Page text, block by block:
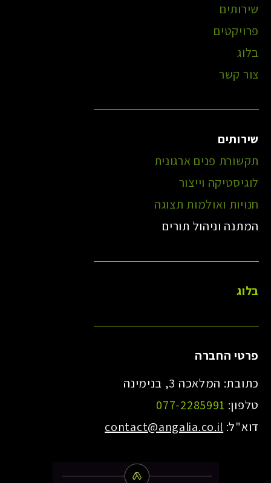
שירותים
פרויקטים
בלוג
צור קשר
שירותים
תקשורת פנים ארגונית
לוגיסטיקה וייצור
חנויות ואולמות תצוגה
המתנה וניהול תורים
בלוג
פרטי החברה
כתובת: המלאכה 3, בנימינה
טלפון: 077-2285991
דוא"ל: contact@angalia.co.il